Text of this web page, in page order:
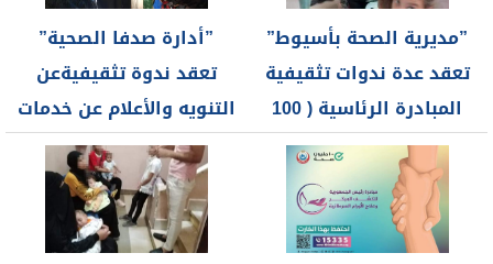
”مديرية الصحة بأسيوط”
تعقد عدة ندوات تثقيفية
المبادرة الرئاسية ( 100
يوم...
”أدارة صدفا الصحية”
تعقد ندوة تثقيفيةعن
التنويه والأعلام عن خدمات
المبادرة الرئاسية...